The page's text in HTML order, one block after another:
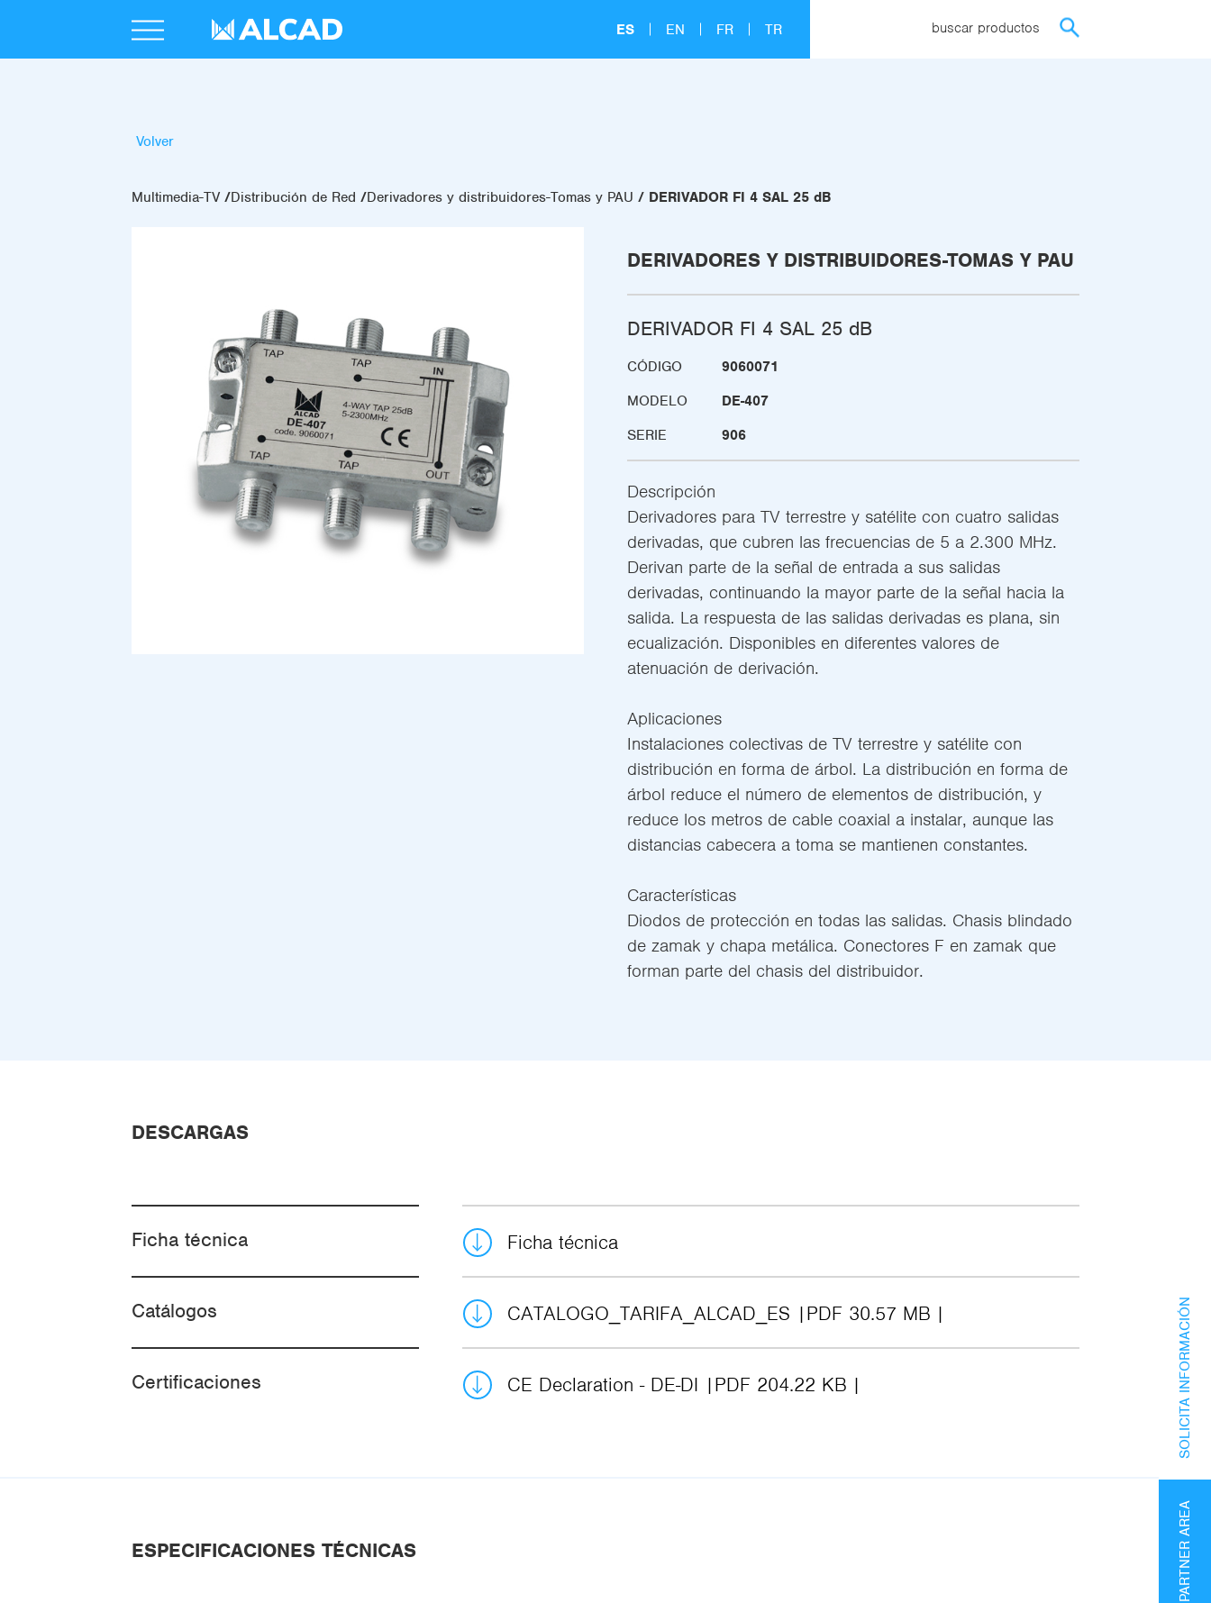
ES EN FR TR buscar productos
Volver
Multimedia-TV Distribución de Red Derivadores y distribuidores-Tomas y PAU DERIVADOR FI 4 SAL 25 dB
DERIVADORES Y DISTRIBUIDORES-TOMAS Y PAU
DERIVADOR FI 4 SAL 25 dB
CÓDIGO
9060071
MODELO
DE-407
SERIE
906
Descripción
Derivadores para TV terrestre y satélite con cuatro salidas
derivadas, que cubren las frecuencias de 5 a 2.300 MHz.
Derivan parte de la señal de entrada a sus salidas
derivadas, continuando la mayor parte de la señal hacia la
salida. La respuesta de las salidas derivadas es plana, sin
ecualización. Disponibles en diferentes valores de
atenuación de derivación.
Aplicaciones
Instalaciones colectivas de TV terrestre y satélite con
distribución en forma de árbol. La distribución en forma de
árbol reduce el número de elementos de distribución, y
reduce los metros de cable coaxial a instalar, aunque las
distancias cabecera a toma se mantienen constantes.
Características
Diodos de protección en todas las salidas. Chasis blindado
de zamak y chapa metálica. Conectores F en zamak que
forman parte del chasis del distribuidor.
DESCARGAS
Ficha técnica Ficha técnica
Catálogos CATALOGO_TARIFA_ALCAD_ES PDF 30.57 MB
Certificaciones CE Declaration - DE-DI PDF 204.22 KB
ESPECIFICACIONES TÉCNICAS PARTNER AREA
SOLICITA INFORMACIÓN